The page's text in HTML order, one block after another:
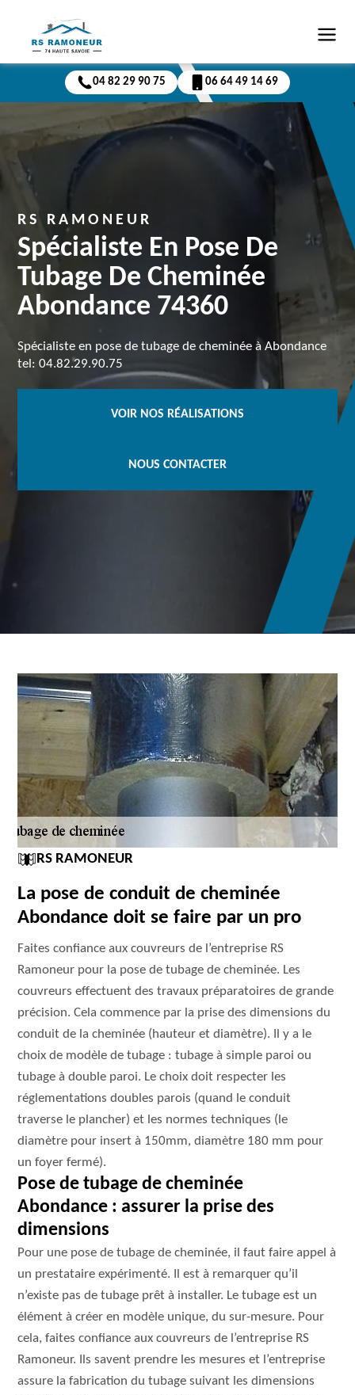
04 82 29 90 75 06 64 49 14 69
RS RAMONEUR
Spécialiste En Pose De
Tubage De Cheminée
Abondance 74360
Spécialiste en pose de tubage de cheminée à Abondance
tel: 04.82.29.90.75
VOIR NOS RÉALISATIONS
NOUS CONTACTER
RS RAMONEUR
La pose de conduit de cheminée
Abondance doit se faire par un pro
Faites confiance aux couvreurs de l’entreprise RS
Ramoneur pour la pose de tubage de cheminée. Les
couvreurs effectuent des travaux préparatoires de grande
précision. Cela commence par la prise des dimensions du
conduit de la cheminée (hauteur et diamètre). Il y a le
choix de modèle de tubage : tubage à simple paroi ou
tubage à double paroi. Le choix doit respecter les
réglementations doubles parois (quand le conduit
traverse le plancher) et les normes techniques (le
diamètre pour insert à 150mm, diamètre 180 mm pour
un foyer fermé).
Pose de tubage de cheminée
Abondance : assurer la prise des
dimensions
Pour une pose de tubage de cheminée, il faut faire appel à
un prestataire expérimenté. Il est à remarquer qu’il
n’existe pas de tubage prêt à installer. Le tubage est un
élément à créer en modèle unique, du sur-mesure. Pour
cela, faites confiance aux couvreurs de l’entreprise RS
Ramoneur. Ils savent prendre les mesures et l’entreprise
assure la fabrication du tubage suivant les dimensions